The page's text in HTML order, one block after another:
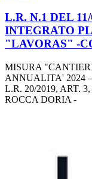
L.R. N.1 DEL
INTEGRATO
"LAVORAS" -
MISURA
ANNUALITA' 2024
L.R. 20/2019, ART.
ROCCA DORIA -